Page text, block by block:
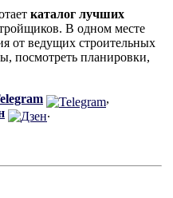
каталог лучших
В одном месте
от ведущих строительных
посмотреть планировки,
,
.